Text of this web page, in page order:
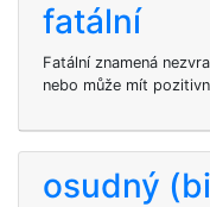
fatální
Fatální znamená
nebo může mít
osudný